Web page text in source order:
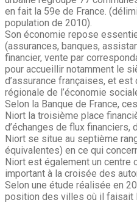
en fait la 59e de France.
population de 2010).
Son économie repose
(assurances, banques,
financier, vente par
pour accueillir notamment le
d’assurance françaises, et
régionale de l’économie
Selon la Banque de France,
Niort la troisième place
d’échanges de flux financiers,
Niort se situe au septième
équivalentes) en ce qui
Niort est également un centre
important à la croisée des
Selon une étude réalisée en
position des villes où il faisait